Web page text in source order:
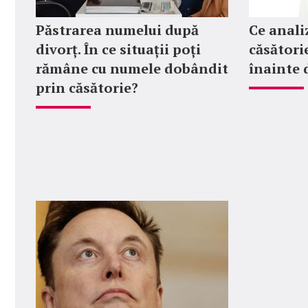
Păstrarea numelui după
divorț. În ce situații poți
rămâne cu numele dobândit
prin căsătorie?
Ce
înainte